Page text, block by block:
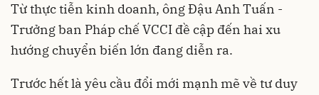
Từ thực tiễn kinh doanh, ông Đậu Anh Tuấn -
Trưởng ban Pháp chế VCCI đề cập đến hai xu
hướng chuyển biến lớn đang diễn ra.
Trước hết là yêu cầu đổi mới mạnh mẽ về tư duy